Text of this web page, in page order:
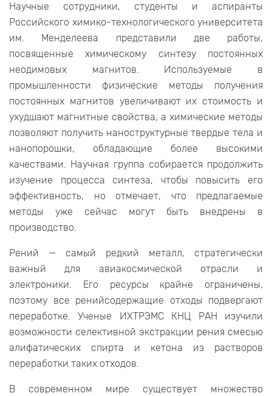
Научные сотрудники, студенты и аспиранты
Российского химико-технологического университета
им. Менделеева представили две работы,
посвященные химическому синтезу постоянных
неодимовых магнитов. Используемые в
промышленности физические методы получения
постоянных магнитов увеличивают их стоимость и
ухудшают магнитные свойства, а химические методы
позволяют получить наноструктурные твердые тела и
нанопорошки, обладающие более высокими
качествами. Научная группа собирается продолжить
изучение процесса синтеза, чтобы повысить его
эффективность, но отмечает, что предлагаемые
методы уже сейчас могут быть внедрены в
производство.
Рений — самый редкий металл, стратегически
важный для авиакосмической отрасли и
электроники. Его ресурсы крайне ограничены,
поэтому все ренийсодержащие отходы подвергают
переработке. Ученые ИХТРЭМС КНЦ РАН изучили
возможности селективной экстракции рения смесью
алифатических спирта и кетона из растворов
переработки таких отходов.
В современном мире существует множество